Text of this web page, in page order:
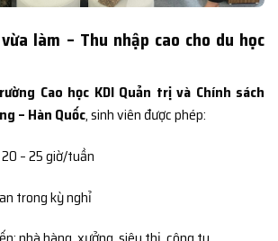
làm – Thu nhập cao cho du học
Cao học KDI Quản trị và Chính sách
– Hàn Quốc, sinh viên được phép:
– 25 giờ/tuần
trong kỳ nghỉ